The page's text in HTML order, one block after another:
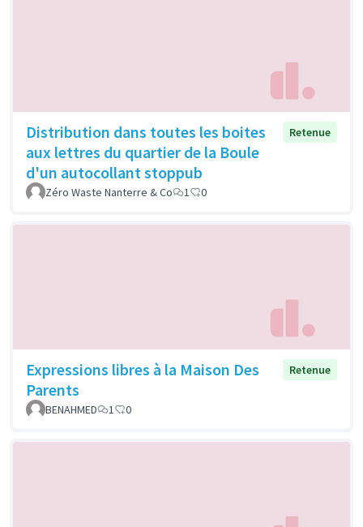
Distribution dans toutes les boites
aux lettres du quartier de la Boule
d'un autocollant stoppub
Retenue
Zéro Waste Nanterre & Co 1 0
Expressions libres à la Maison Des
Parents
Retenue
BENAHMED 1 0